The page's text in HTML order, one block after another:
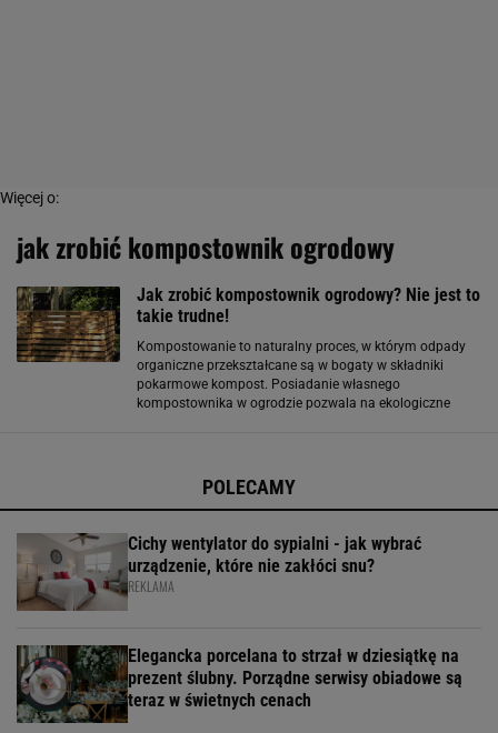
Więcej o:
jak zrobić kompostownik ogrodowy
Jak zrobić kompostownik ogrodowy? Nie jest to
takie trudne!
Kompostowanie to naturalny proces, w którym odpady
organiczne przekształcane są w bogaty w składniki
pokarmowe kompost. Posiadanie własnego
kompostownika w ogrodzie pozwala na ekologiczne
POLECAMY
Cichy wentylator do sypialni - jak wybrać
urządzenie, które nie zakłóci snu?
REKLAMA
Elegancka porcelana to strzał w dziesiątkę na
prezent ślubny. Porządne serwisy obiadowe są
teraz w świetnych cenach